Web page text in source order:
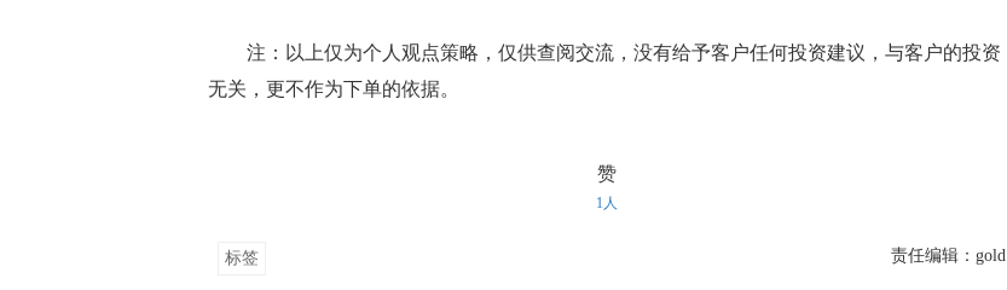
注：以上仅为个人观点策略，仅供查阅交流，没有给予客户任何投资建议，与客户的投资
无关，更不作为下单的依据。
赞
1人
标签 责任编辑：gold